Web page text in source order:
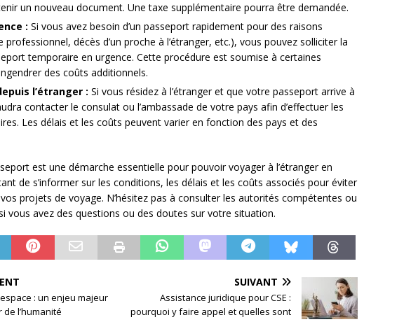
un nouveau document. Une taxe supplémentaire pourra être demandée.
: Si vous avez besoin d’un passeport rapidement pour des raisons
professionnel, décès d’un proche à l’étranger, etc.), vous pouvez solliciter la
temporaire en urgence. Cette procédure est soumise à certaines
des coûts additionnels.
l’étranger : Si vous résidez à l’étranger et que votre passeport arrive à
contacter le consulat ou l’ambassade de votre pays afin d’effectuer les
Les délais et les coûts peuvent varier en fonction des pays et des
est une démarche essentielle pour pouvoir voyager à l’étranger en
de s’informer sur les conditions, les délais et les coûts associés pour éviter
projets de voyage. N’hésitez pas à consulter les autorités compétentes ou
vous avez des questions ou des doutes sur votre situation.
: un enjeu majeur
de l’humanité
SUIVANT
Assistance juridique pour CSE :
pourquoi y faire appel et quelles sont